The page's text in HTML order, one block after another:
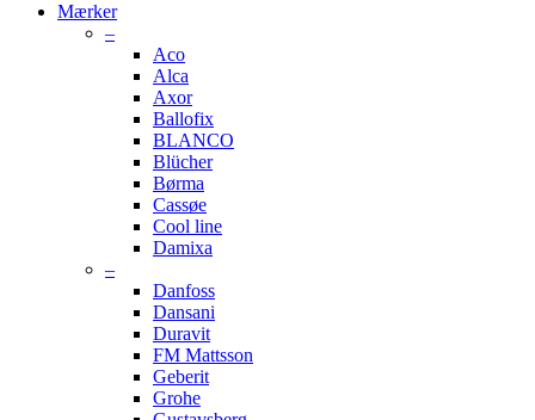
Mærker
–
Aco
Alca
Axor
Ballofix
BLANCO
Blücher
Børma
Cassøe
Cool line
Damixa
–
Danfoss
Dansani
Duravit
FM Mattsson
Geberit
Grohe